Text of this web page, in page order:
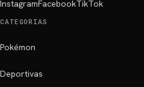
InstagramFacebookTikTok
CATEGORIAS
Pokémon
Deportivas